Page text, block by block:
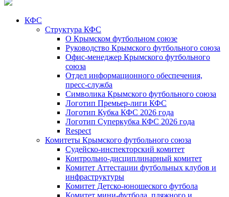
КФС
Структура КФС
О Крымском футбольном союзе
Руководство Крымского футбольного союза
Офис-менеджер Крымского футбольного
союза
Отдел информационного обеспечения,
пресс-служба
Символика Крымского футбольного союза
Логотип Премьер-лиги КФС
Логотип Кубка КФС 2026 года
Логотип Суперкубка КФС 2026 года
Respect
Комитеты Крымского футбольного союза
Судейско-инспекторский комитет
Контрольно-дисциплинарный комитет
Комитет Аттестации футбольных клубов и
инфраструктуры
Комитет Детско-юношеского футбола
Комитет мини-футбола, пляжного и